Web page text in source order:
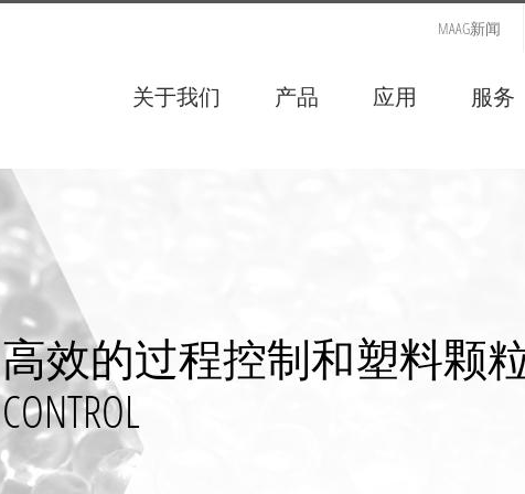
MAAG新闻
关于我们 产品 应用 服务
高效的过程控制和塑料颗粒
CONTROL